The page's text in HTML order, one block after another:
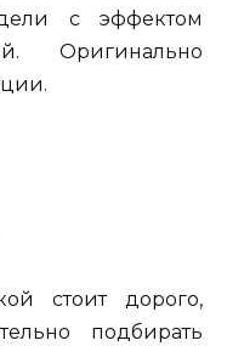
с эффектом
Оригинально
стоит дорого,
подбирать